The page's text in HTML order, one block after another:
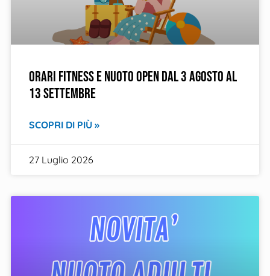
ORARI FITNESS E NUOTO OPEN DAL 3 AGOSTO AL
13 SETTEMBRE
SCOPRI DI PIÙ »
27 Luglio 2026